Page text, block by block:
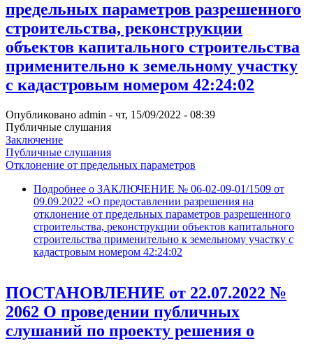
предельных параметров разрешенного
строительства, реконструкции
объектов капитального строительства
применительно к земельному участку
с кадастровым номером 42:24:02
Опубликовано admin - чт, 15/09/2022 - 08:39
Публичные слушания
Заключение
Публичные слушания
Отклонение от предельных параметров
Подробнее о ЗАКЛЮЧЕНИЕ № 06-02-09-01/1509 от
09.09.2022 «О предоставлении разрешения на
отклонение от предельных параметров разрешенного
строительства, реконструкции объектов капитального
строительства применительно к земельному участку с
кадастровым номером 42:24:02
ПОСТАНОВЛЕНИЕ от 22.07.2022 №
2062 О проведении публичных
слушаний по проекту решения о